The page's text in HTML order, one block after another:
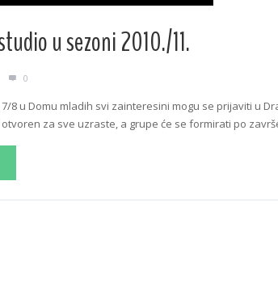
u sezoni 2010./11.
0
7/8 u Domu mladih svi zainteresini mogu se prijaviti u
za sve uzraste, a grupe će se formirati po